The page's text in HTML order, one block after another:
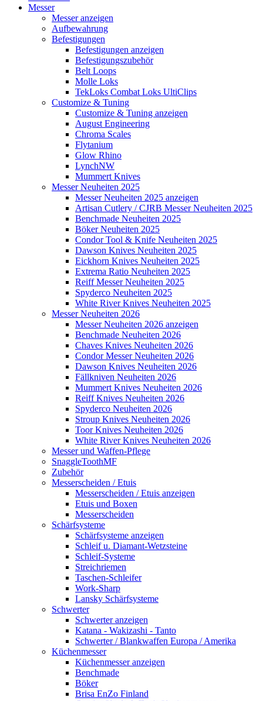
Messer
Messer anzeigen
Aufbewahrung
Befestigungen
Befestigungen anzeigen
Befestigungszubehör
Belt Loops
Molle Loks
TekLoks Combat Loks UltiClips
Customize & Tuning
Customize & Tuning anzeigen
August Engineering
Chroma Scales
Flytanium
Glow Rhino
LynchNW
Mummert Knives
Messer Neuheiten 2025
Messer Neuheiten 2025 anzeigen
Artisan Cutlery / CJRB Messer Neuheiten 2025
Benchmade Neuheiten 2025
Böker Neuheiten 2025
Condor Tool & Knife Neuheiten 2025
Dawson Knives Neuheiten 2025
Eickhorn Knives Neuheiten 2025
Extrema Ratio Neuheiten 2025
Reiff Messer Neuheiten 2025
Spyderco Neuheiten 2025
White River Knives Neuheiten 2025
Messer Neuheiten 2026
Messer Neuheiten 2026 anzeigen
Benchmade Neuheiten 2026
Chaves Knives Neuheiten 2026
Condor Messer Neuheiten 2026
Dawson Knives Neuheiten 2026
Fällkniven Neuheiten 2026
Mummert Knives Neuheiten 2026
Reiff Knives Neuheiten 2026
Spyderco Neuheiten 2026
Stroup Knives Neuheiten 2026
Toor Knives Neuheiten 2026
White River Knives Neuheiten 2026
Messer und Waffen-Pflege
SnaggleToothMF
Zubehör
Messerscheiden / Etuis
Messerscheiden / Etuis anzeigen
Etuis und Boxen
Messerscheiden
Schärfsysteme
Schärfsysteme anzeigen
Schleif u. Diamant-Wetzsteine
Schleif-Systeme
Streichriemen
Taschen-Schleifer
Work-Sharp
Lansky Schärfsysteme
Schwerter
Schwerter anzeigen
Katana - Wakizashi - Tanto
Schwerter / Blankwaffen Europa / Amerika
Küchenmesser
Küchenmesser anzeigen
Benchmade
Böker
Brisa EnZo Finland